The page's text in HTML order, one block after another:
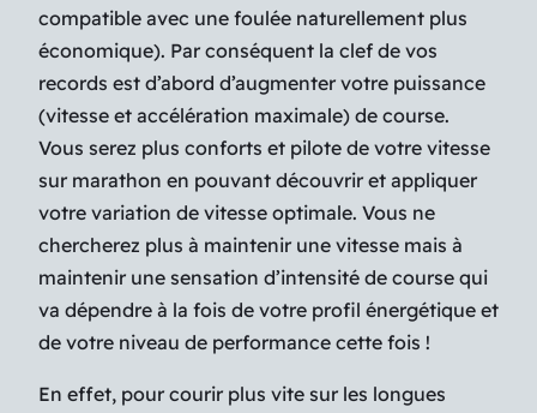
compatible avec une foulée naturellement plus
économique). Par conséquent la clef de vos
records est d’abord d’augmenter votre puissance
(vitesse et accélération maximale) de course.
Vous serez plus conforts et pilote de votre vitesse
sur marathon en pouvant découvrir et appliquer
votre variation de vitesse optimale. Vous ne
chercherez plus à maintenir une vitesse mais à
maintenir une sensation d’intensité de course qui
va dépendre à la fois de votre profil énergétique et
de votre niveau de performance cette fois !
En effet, pour courir plus vite sur les longues